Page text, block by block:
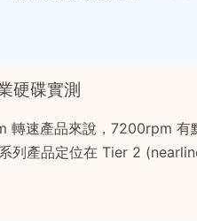
硬碟實測
轉速產品來說，7200rpm 有
列產品定位在 Tier 2